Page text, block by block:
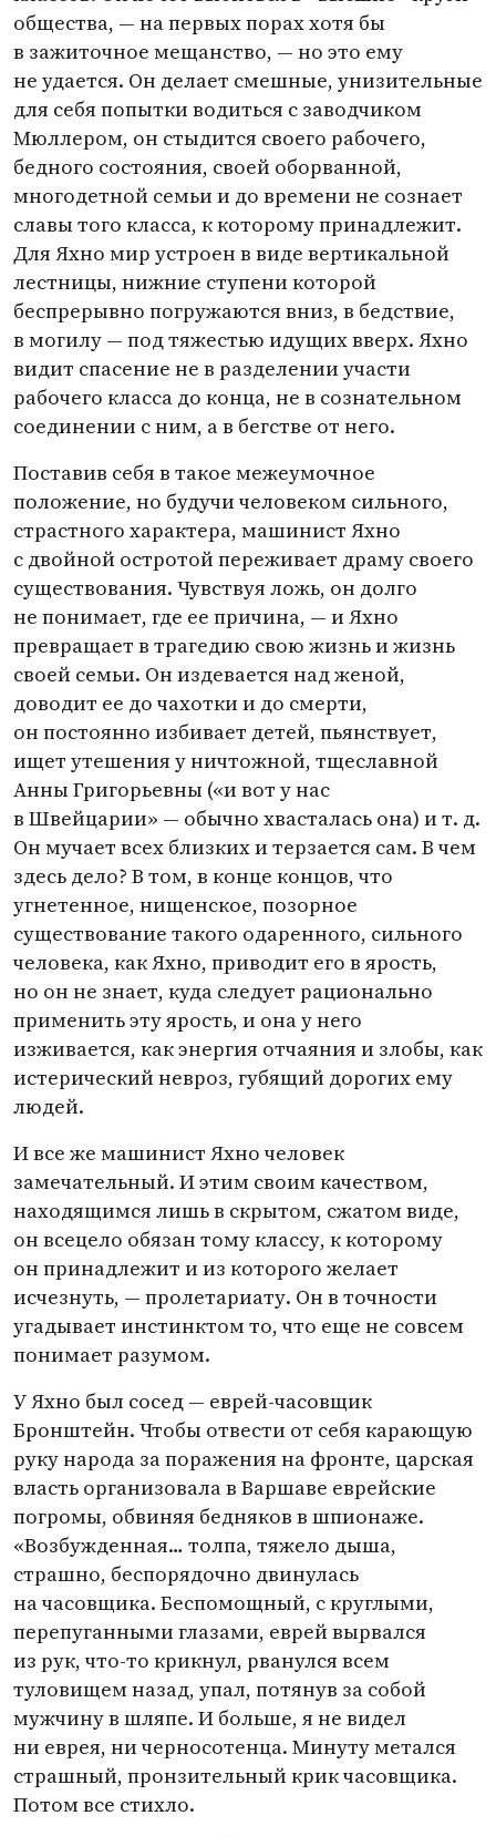
общества, — на первых порах хотя бы
в зажиточное мещанство, — но это ему
не удается. Он делает смешные, унизительные
для себя попытки водиться с заводчиком
Мюллером, он стыдится своего рабочего,
бедного состояния, своей оборванной,
многодетной семьи и до времени не сознает
славы того класса, к которому принадлежит.
Для Яхно мир устроен в виде вертикальной
лестницы, нижние ступени которой
беспрерывно погружаются вниз, в бедствие,
в могилу — под тяжестью идущих вверх. Яхно
видит спасение не в разделении участи
рабочего класса до конца, не в сознательном
соединении с ним, а в бегстве от него.
Поставив себя в такое межеумочное
положение, но будучи человеком сильного,
страстного характера, машинист Яхно
с двойной остротой переживает драму своего
существования. Чувствуя ложь, он долго
не понимает, где ее причина, — и Яхно
превращает в трагедию свою жизнь и жизнь
своей семьи. Он издевается над женой,
доводит ее до чахотки и до смерти,
он постоянно избивает детей, пьянствует,
ищет утешения у ничтожной, тщеславной
Анны Григорьевны («и вот у нас
в Швейцарии» — обычно хвасталась она) и т. д.
Он мучает всех близких и терзается сам. В чем
здесь дело? В том, в конце концов, что
угнетенное, нищенское, позорное
существование такого одаренного, сильного
человека, как Яхно, приводит его в ярость,
но он не знает, куда следует рационально
применить эту ярость, и она у него
изживается, как энергия отчаяния и злобы, как
истерический невроз, губящий дорогих ему
людей.
И все же машинист Яхно человек
замечательный. И этим своим качеством,
находящимся лишь в скрытом, сжатом виде,
он всецело обязан тому классу, к которому
он принадлежит и из которого желает
исчезнуть, — пролетариату. Он в точности
угадывает инстинктом то, что еще не совсем
понимает разумом.
У Яхно был сосед — еврей-часовщик
Бронштейн. Чтобы отвести от себя карающую
руку народа за поражения на фронте, царская
власть организовала в Варшаве еврейские
погромы, обвиняя бедняков в шпионаже.
«Возбужденная… толпа, тяжело дыша,
страшно, беспорядочно двинулась
на часовщика. Беспомощный, с круглыми,
перепуганными глазами, еврей вырвался
из рук, что-то крикнул, рванулся всем
туловищем назад, упал, потянув за собой
мужчину в шляпе. И больше, я не видел
ни еврея, ни черносотенца. Минуту метался
страшный, пронзительный крик часовщика.
Потом все стихло.